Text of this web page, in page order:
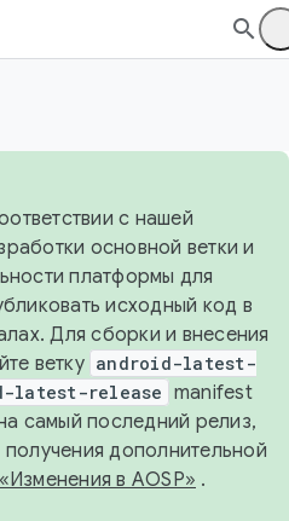
с нашей
основной ветки и
платформы для
исходный код в
Для сборки и внесения
ветку android-latest-
latest-release manifest
самый последний релиз,
дополнительной
в AOSP» .